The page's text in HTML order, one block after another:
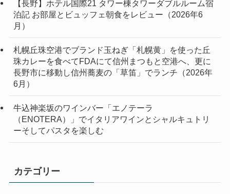
【長野】ホテル国際21 タワー棟タワーダブルルーム宿
泊記 お部屋とビュッフェ朝食をレビュー（2026年6
月）
札幌丘珠空港でブランド玉ねぎ「札幌黄」を使った丘
珠カレーを食べてFDAにて信州まつもと空港へ、更に
長野市に移動し信州蕎麦の「草笛」でランチ（2026年
6月）
牛込神楽坂のワインバー「エノテーラ
（ENOTERA）」でイタリアワインとシャルキュトリ
ーそしてパスタを楽しむ
カテゴリー